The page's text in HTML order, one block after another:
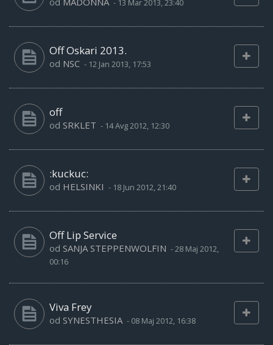
- 13 Mar 2013, 23:40
Off Oskari 2013.
od NSC - 12 Jan 2013, 17:53
off
od SRKLET - 14 Avg 2012, 12:30
:kuckuc:
od HELSINKI - 18 Jun 2012, 21:40
Off Lip Service
od SANJA STEPPENWOLFIN -28 Maj 2012,
00:16
Viva Frey
od SYNESTHESIA - 08 Maj 2012, 16:38